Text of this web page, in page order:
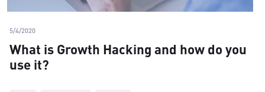
5/4/2020
What is Growth Hacking and how do you
use it?